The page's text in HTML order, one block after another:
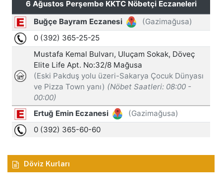
Döviz Kurları